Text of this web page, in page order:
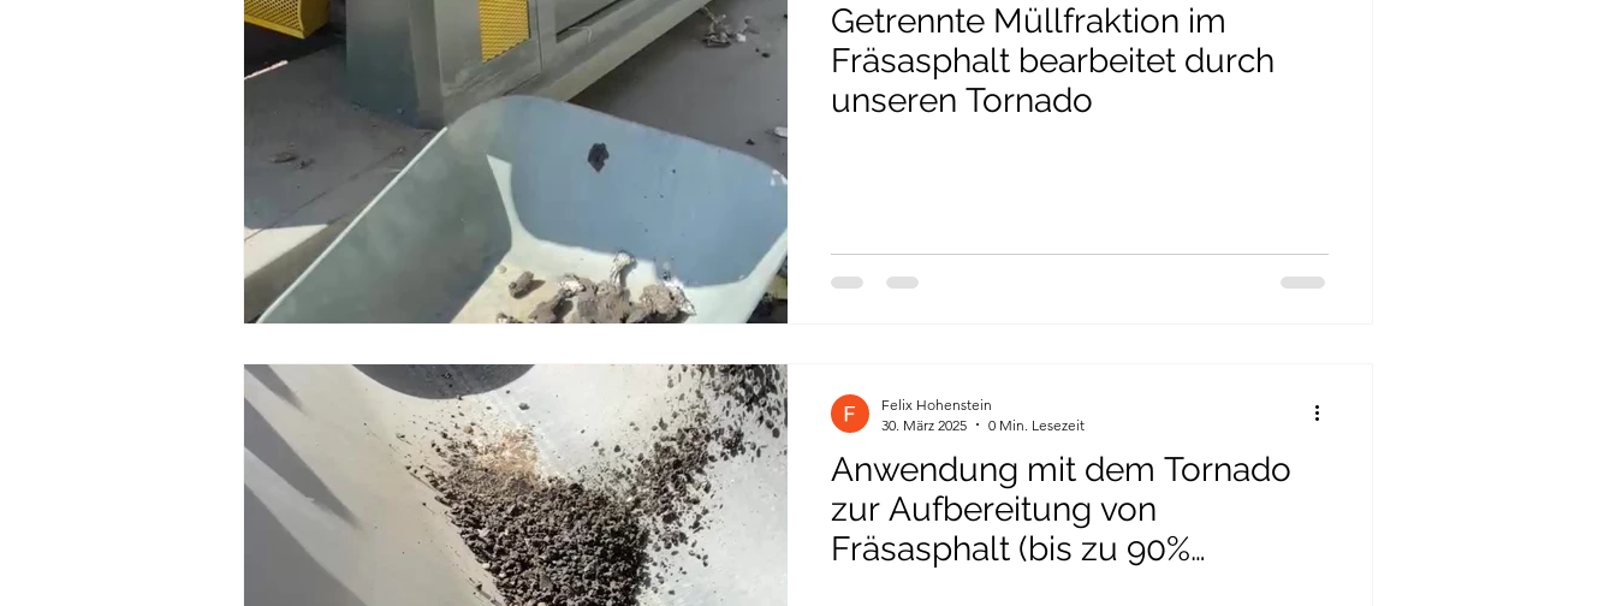
Getrennte Müllfraktion im
Fräsasphalt bearbeitet durch
unseren Tornado
Anwendung mit dem Tornado
zur Aufbereitung von
Fräsasphalt (bis zu 90%
Felix Hohenstein
30. März 2025
0 Min. Lesezeit